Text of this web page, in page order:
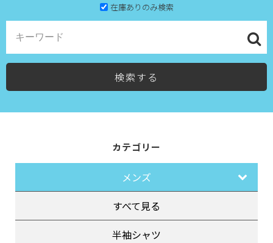
在庫ありのみ検索
検索する
カテゴリー
メンズ
すべて見る
半袖シャツ